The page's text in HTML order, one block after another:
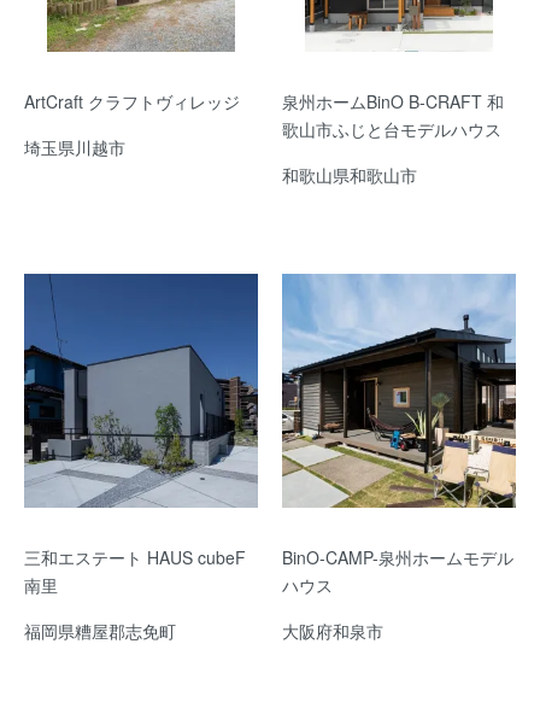
ArtCraft クラフトヴィレッジ
埼玉県川越市
泉州ホームBinO B-CRAFT 和
歌山市ふじと台モデルハウス
和歌山県和歌山市
三和エステート HAUS cubeF
南里
福岡県糟屋郡志免町
BinO-CAMP-泉州ホームモデル
ハウス
大阪府和泉市